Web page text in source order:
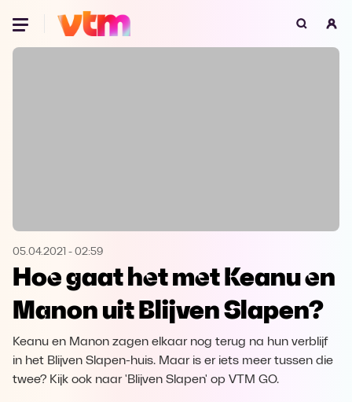
Oeps, browser niet ondersteund
Microsoft Edge Download
Opera Download
05.04.2021 - 02:59
Hoe gaat het met Keanu en
Manon uit Blijven Slapen?
Keanu en Manon zagen elkaar nog terug na hun verblijf
in het Blijven Slapen-huis. Maar is er iets meer tussen die
twee? Kijk ook naar 'Blijven Slapen' op VTM GO.